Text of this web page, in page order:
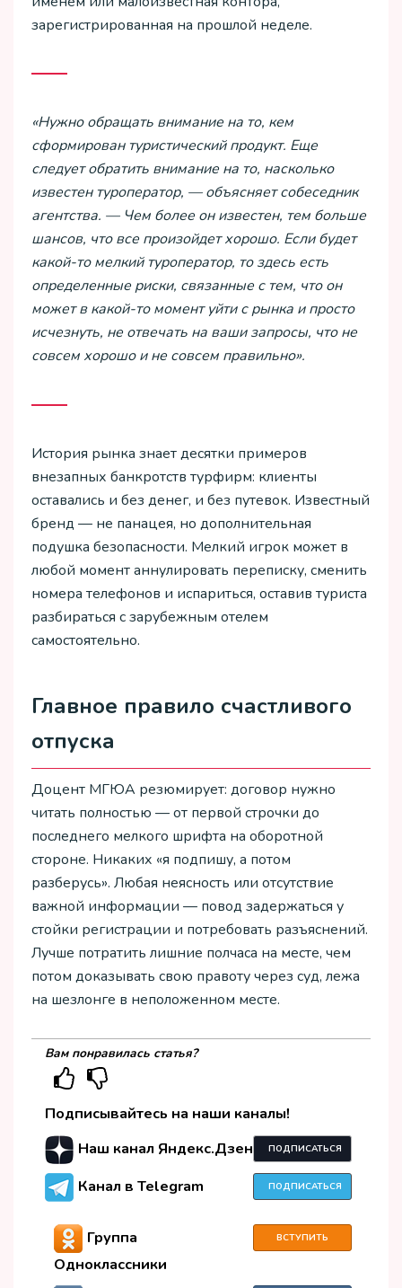
зарегистрированная на прошлой неделе.
«Нужно обращать внимание на то, кем
сформирован туристический продукт. Еще
следует обратить внимание на то, насколько
известен туроператор, — объясняет собеседник
агентства. — Чем более он известен, тем больше
шансов, что все произойдет хорошо. Если будет
какой-то мелкий туроператор, то здесь есть
определенные риски, связанные с тем, что он
может в какой-то момент уйти с рынка и просто
исчезнуть, не отвечать на ваши запросы, что не
совсем хорошо и не совсем правильно».
История рынка знает десятки примеров
внезапных банкротств турфирм: клиенты
оставались и без денег, и без путевок. Известный
бренд — не панацея, но дополнительная
подушка безопасности. Мелкий игрок может в
любой момент аннулировать переписку, сменить
номера телефонов и испариться, оставив туриста
разбираться с зарубежным отелем
самостоятельно.
Главное правило счастливого
отпуска
Доцент МГЮА резюмирует: договор нужно
читать полностью — от первой строчки до
последнего мелкого шрифта на оборотной
стороне. Никаких «я подпишу, а потом
разберусь». Любая неясность или отсутствие
важной информации — повод задержаться у
стойки регистрации и потребовать разъяснений.
Лучше потратить лишние полчаса на месте, чем
потом доказывать свою правоту через суд, лежа
на шезлонге в неположенном месте.
Вам понравилась статья?
Подписывайтесь на наши каналы!
Наш канал Яндекс.Дзен
ПОДПИСАТЬСЯ
Канал в Telegram ПОДПИСАТЬСЯ
Группа
Одноклассники
ВСТУПИТЬ